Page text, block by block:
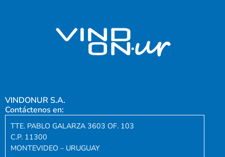
VINDONUR S.A.
Contáctenos en:
TTE. PABLO GALARZA 3603 OF. 103
C.P. 11300
MONTEVIDEO – URUGUAY